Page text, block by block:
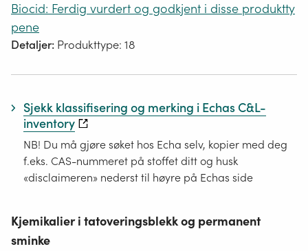
Biocid: Ferdig vurdert og godkjent i disse produktty
pene
Detaljer: Produkttype: 18
Sjekk klassifisering og merking i Echas C&L-
inventory
NB! Du må gjøre søket hos Echa selv, kopier med deg
f.eks. CAS-nummeret på stoffet ditt og husk
«disclaimeren» nederst til høyre på Echas side
Kjemikalier i tatoveringsblekk og permanent
sminke